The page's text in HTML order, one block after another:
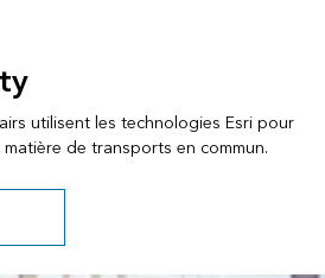
utilisent les technologies Esri pour
de transports en commun.